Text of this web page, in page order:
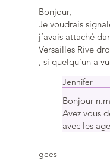
Bonjour,
Je voudrais
j’avais attaché
Versailles Rive
, si quelqu’un a
Jennifer
Bonjour
Avez vous
avec les
gees